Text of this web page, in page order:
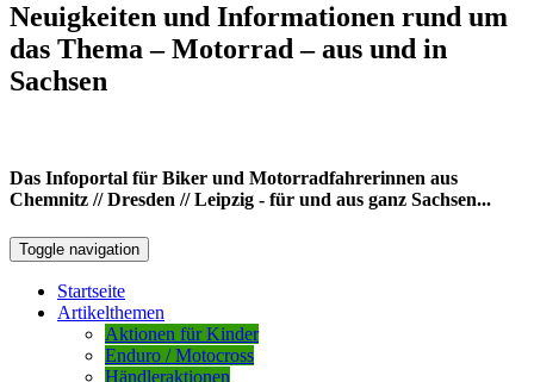
Neuigkeiten und Informationen rund um
das Thema – Motorrad – aus und in
Sachsen
Das Infoportal für Biker und Motorradfahrerinnen aus
Chemnitz // Dresden // Leipzig - für und aus ganz Sachsen...
Toggle navigation
Startseite
Artikelthemen
Aktionen für Kinder
Enduro / Motocross
Händleraktionen